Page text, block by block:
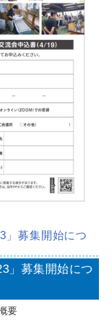
」募集開始につ
」募集開始につ
要